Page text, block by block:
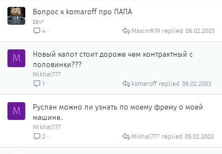
Вопрос к komaroff про ПАПА
zavr
4
06.02.2003
MaximR19
M
Новый капот стоит дороже чем контрактный с
половинки???
Mikhal777
1
06.02.2003
komaroff
M
Руслан можно ли узнать по моему фрему о моей
машине..
Mikhal777
2
05.02.2003
Mikhal777